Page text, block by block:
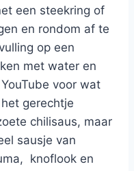
een steekring of
en rondom af te
op een
met water en
voor wat
gerechtje
chilisaus, maar
sausje van
knoflook en